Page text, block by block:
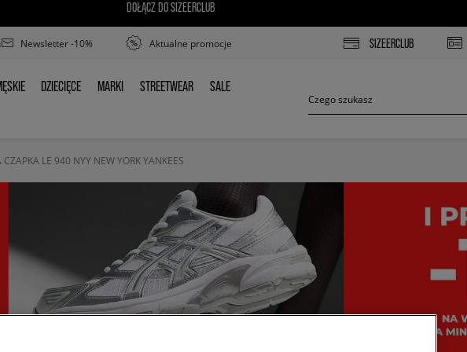
DOŁĄCZ DO SIZEERCLUB
Newsletter -10% Aktualne promocje SIZEERCLUB
DZIECIĘCE
DZIECIĘCE MARKI
MARKI STREETWEAR
STREETWEAR SALE
SALE
CZAPKA LE 940 NYY NEW YORK YANKEES